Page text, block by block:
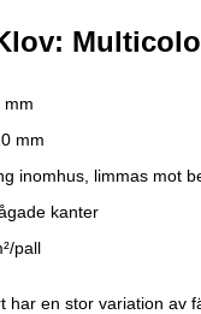
mm
mm
inomhus, limmas mot
kanter
pall
har en stor variation av